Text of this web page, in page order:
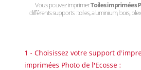
Vous pouvez imprimerToiles imprimées
différents supports : toiles, aluminium, bois,
1 - Choisissez votre support
imprimées Photo de l'Ecosse :